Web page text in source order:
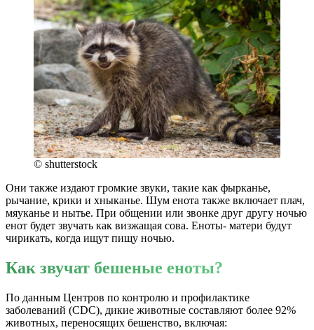
© shutterstock
Они также издают громкие звуки, такие как фырканье,
рычание, крики и хныканье. Шум енота также включает плач,
мяуканье и нытье. При общении или звонке друг другу ночью
енот будет звучать как визжащая сова. Еноты- матери будут
чирикать, когда ищут пищу ночью.
Как звучат бешеные еноты?
По данным Центров по контролю и профилактике
заболеваний (CDC), дикие животные составляют более 92%
животных, переносящих бешенство, включая: